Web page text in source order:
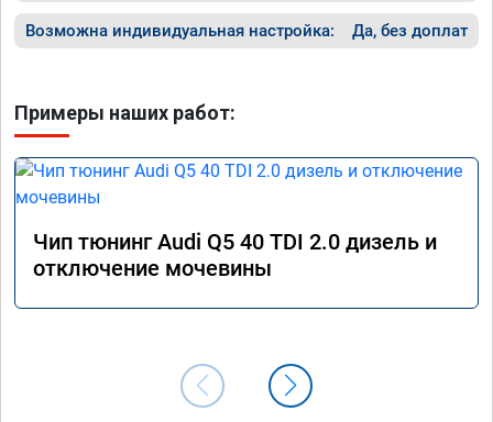
Возможна индивидуальная настройка: Да, без доплат
Примеры наших работ:
Чип тюнинг Audi Q5 40 TDI 2.0 дизель и
отключение мочевины